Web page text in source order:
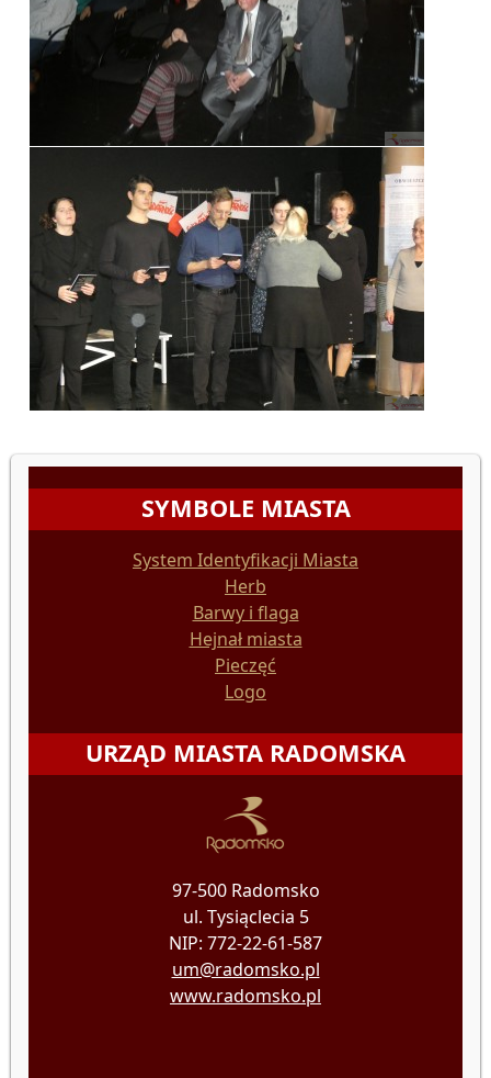
SYMBOLE MIASTA
System Identyfikacji Miasta
Herb
Barwy i flaga
Hejnał miasta
Pieczęć
Logo
URZĄD MIASTA RADOMSKA
97-500 Radomsko
ul. Tysiąclecia 5
NIP: 772-22-61-587
um@radomsko.pl
www.radomsko.pl